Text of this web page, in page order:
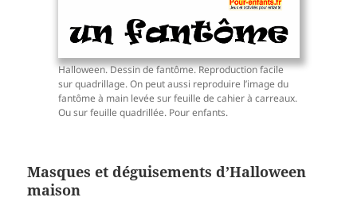
Halloween. Dessin de fantôme. Reproduction facile
sur quadrillage. On peut aussi reproduire l’image du
fantôme à main levée sur feuille de cahier à carreaux.
Ou sur feuille quadrillée. Pour enfants.
Masques et déguisements d’Halloween
maison